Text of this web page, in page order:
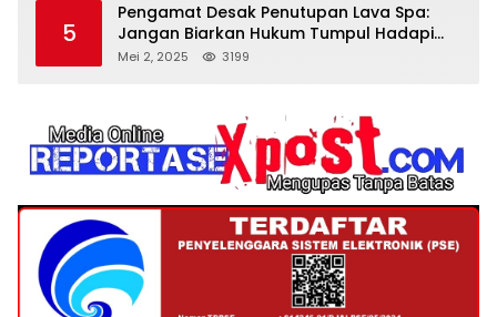
5
Pengamat Desak Penutupan Lava Spa:
Jangan Biarkan Hukum Tumpul Hadapi
‘Spa Berkedok
Mei 2, 2025 3199